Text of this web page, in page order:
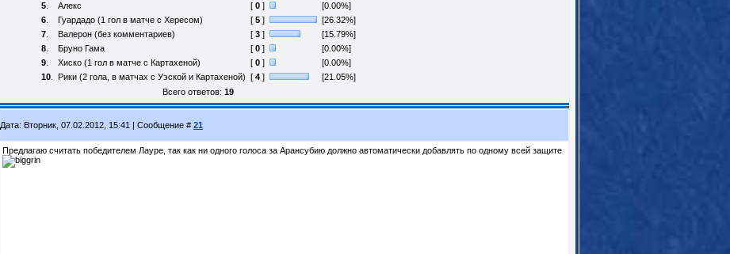
5. Алекс [ 0]
[0.00%]
6. Гуардадо (1 гол в матче с Хересом) [ 5]
[26.32%]
7. Валерон (без комментариев) [ 3]
[15.79%]
8. Бруно Гама [ 0]
[0.00%]
9. Хиско (1 гол в матче с Картахеной) [ 0]
[0.00%]
10. Рики (2 гола, в матчах с Уэской и Картахеной) [ 4]
[21.05%]
Всего ответов: 19
Дата: Вторник, 07.02.2012, 15:41 | Сообщение # 21
Предлагаю считать победителем Лауре, так как ни одного голоса за Арансубию должно автоматически добавлять по одному всей защите